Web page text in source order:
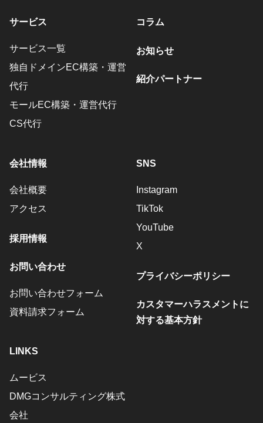
サービス
サービス一覧
独自ドメインEC構築・運営
代行
モールEC構築・運営代行
CS代行
コラム
お知らせ
紹介パートナー
会社情報
会社概要
アクセス
採用情報
お問い合わせ
お問い合わせフォーム
資料請求フォーム
SNS
Instagram
TikTok
YouTube
X
プライバシーポリシー
カスタマーハラスメントに
対する基本方針
LINKS
ムービス
DMGコンサルティング株式
会社